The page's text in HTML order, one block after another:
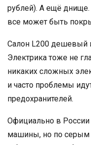
рублей). А ещё днище.
все может быть
Салон L200 дешевый
Электрика тоже не
никаких сложных
и часто проблемы
предохранителей.
Официально в
машины, но по серым